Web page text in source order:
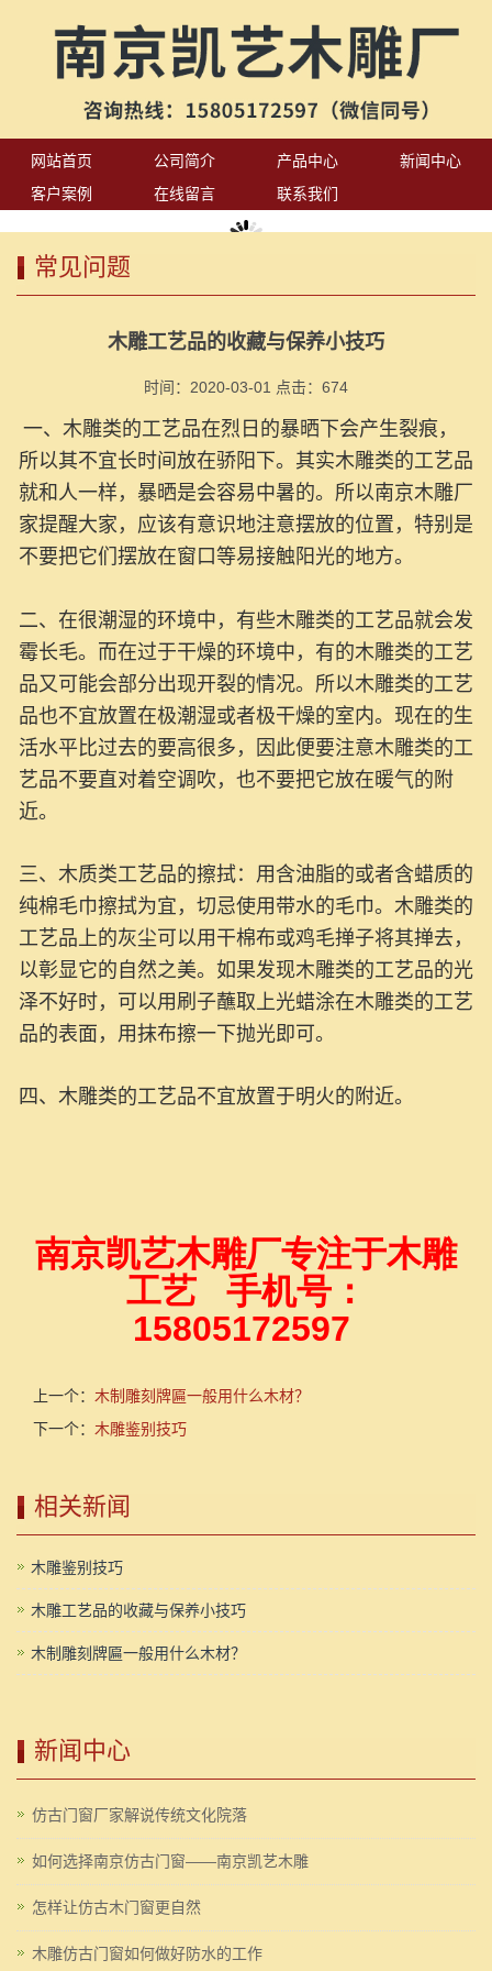
网站首页 公司简介 产品中心
新闻中心
客户案例
在线留言 联系我们
常见问题
木雕工艺品的收藏与保养小技巧
时间：2020-03-01 点击： 674
一、木雕类的工艺品在烈日的暴晒下会产生裂痕，
所以其不宜长时间放在骄阳下。其实木雕类的工艺品
就和人一样，暴晒是会容易中暑的。所以南京木雕厂
家提醒大家，应该有意识地注意摆放的位置，特别是
不要把它们摆放在窗口等易接触阳光的地方。
二、在很潮湿的环境中，有些木雕类的工艺品就会发
霉长毛。而在过于干燥的环境中，有的木雕类的工艺
品又可能会部分出现开裂的情况。所以木雕类的工艺
品也不宜放置在极潮湿或者极干燥的室内。现在的生
活水平比过去的要高很多，因此便要注意木雕类的工
艺品不要直对着空调吹，也不要把它放在暖气的附
近。
三、木质类工艺品的擦拭：用含油脂的或者含蜡质的
纯棉毛巾擦拭为宜，切忌使用带水的毛巾。木雕类的
工艺品上的灰尘可以用干棉布或鸡毛掸子将其掸去，
以彰显它的自然之美。如果发现木雕类的工艺品的光
泽不好时，可以用刷子蘸取上光蜡涂在木雕类的工艺
品的表面，用抹布擦一下抛光即可。
四、木雕类的工艺品不宜放置于明火的附近。
南京凯艺木雕厂专注于木雕
工艺 手机号：
15805172597
上一个： 木制雕刻牌匾一般用什么木材？
下一个： 木雕鉴别技巧
相关新闻
木雕鉴别技巧
木雕工艺品的收藏与保养小技巧
木制雕刻牌匾一般用什么木材？
新闻中心
仿古门窗厂家解说传统文化院落
如何选择南京仿古门窗——南京凯艺木雕
怎样让仿古木门窗更自然
木雕仿古门窗如何做好防水的工作